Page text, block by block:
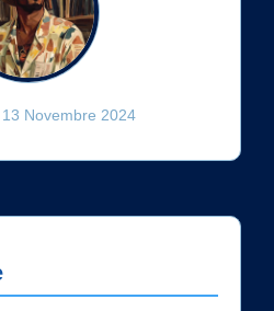
13 Novembre 2024